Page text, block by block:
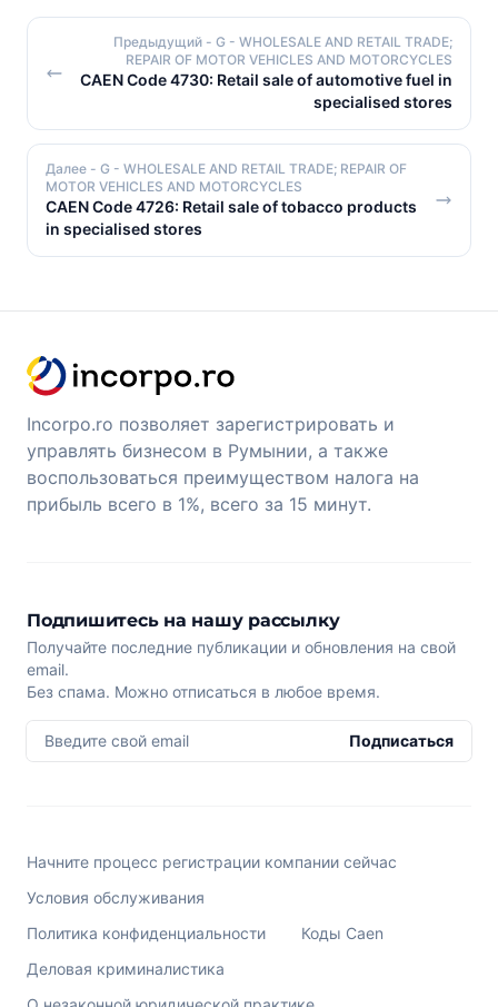
Предыдущий - G - WHOLESALE AND RETAIL TRADE;
REPAIR OF MOTOR VEHICLES AND MOTORCYCLES
CAEN Code 4730: Retail sale of automotive fuel in
specialised stores
Далее - G - WHOLESALE AND RETAIL TRADE; REPAIR OF
MOTOR VEHICLES AND MOTORCYCLES
CAEN Code 4726: Retail sale of tobacco products
in specialised stores
Incorpo.ro позволяет зарегистрировать и
управлять бизнесом в Румынии, а также
воспользоваться преимуществом налога на
прибыль всего в 1%, всего за 15 минут.
Подпишитесь на нашу рассылку
Получайте последние публикации и обновления на свой
email.
Без спама. Можно отписаться в любое время.
Введите свой email Подписаться
Начните процесс регистрации компании сейчас
Условия обслуживания
Политика конфиденциальности
Коды Caen
Деловая криминалистика